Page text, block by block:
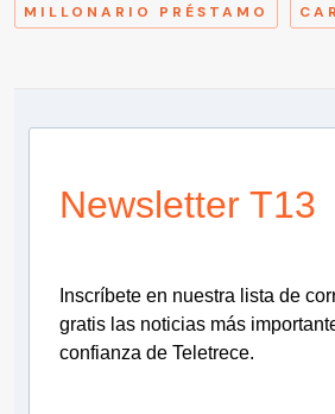
MILLONARIO PRÉSTAMO
Newsletter T13
Inscríbete en nuestra lista de
gratis las noticias más
confianza de Teletrece.